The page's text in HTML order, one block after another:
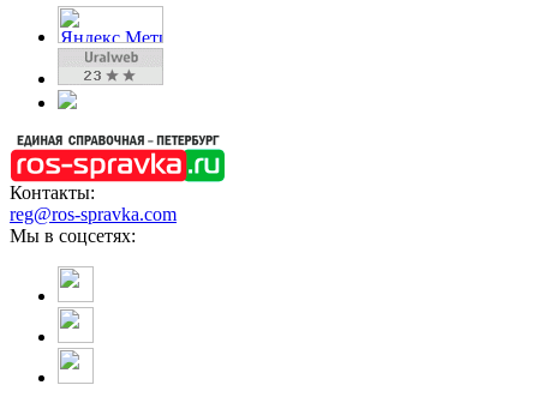
Контакты:
reg@ros-spravka.com
Мы в соцсетях: